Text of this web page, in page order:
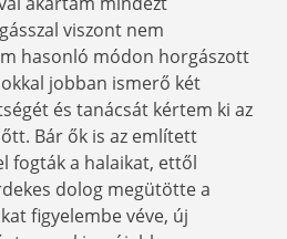
viszont nem
hasonló módon horgászott
jobban ismerő két
és tanácsát kértem ki az
Bár ők is az említett
fogták a halaikat, ettől
dolog megütötte a
figyelembe véve, új